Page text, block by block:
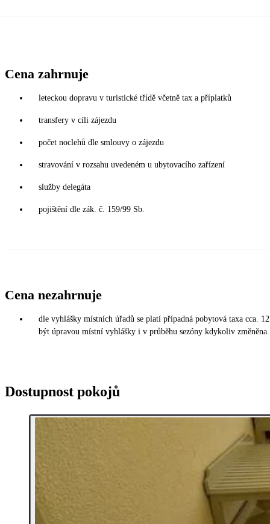
Cena zahrnuje
leteckou dopravu v turistické třídě včetně tax a příplatků
transfery v cíli zájezdu
počet noclehů dle smlouvy o zájezdu
stravování v rozsahu uvedeném u ubytovacího zařízení
služby delegáta
pojištění dle zák. č. 159/99 Sb.
Cena nezahrnuje
dle vyhlášky místních úřadů se platí případná pobytová taxa cca.
být úpravou místní vyhlášky i v průběhu sezóny kdykoliv
Dostupnost pokojů